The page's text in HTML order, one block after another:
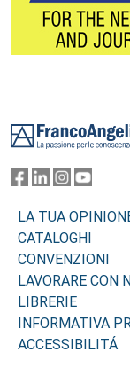
LA TUA
CATALOGHI
CONVENZIONI
LAVORARE CON
LIBRERIE
INFORMATIVA
ACCESSIBILITÁ